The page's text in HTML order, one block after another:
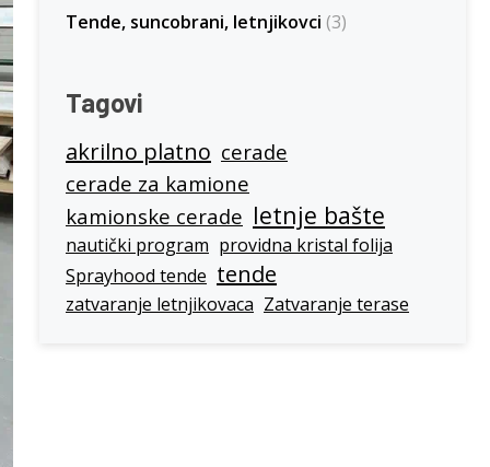
Tende, suncobrani, letnjikovci (3)
Tagovi
akrilno platno cerade
cerade za kamione
kamionske cerade letnje bašte
nautički program providna kristal folija
Sprayhood tende tende
zatvaranje letnjikovaca Zatvaranje terase